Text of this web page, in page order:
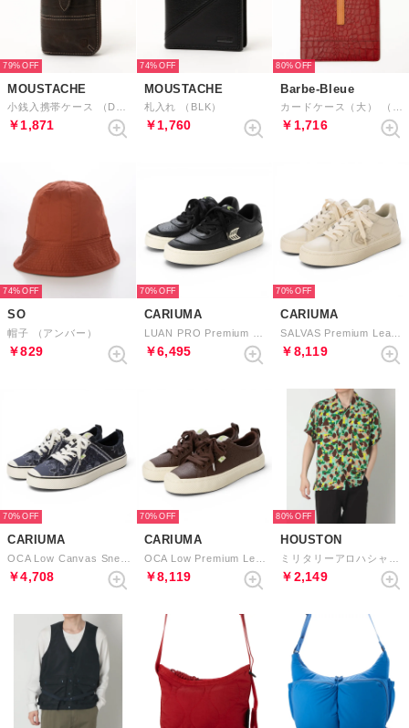
79%
MOUSTACHE
￥1,871
74%
MOUSTACHE
札入れ （BLK）
￥1,760
80%
Barbe-Bleue
￥1,716
74%
SO
帽子 （アンバー）
￥829
70%
CARIUMA
￥6,495
70%
CARIUMA
￥8,119
70%
CARIUMA
￥4,708
70%
CARIUMA
￥8,119
80%
HOUSTON
￥2,149